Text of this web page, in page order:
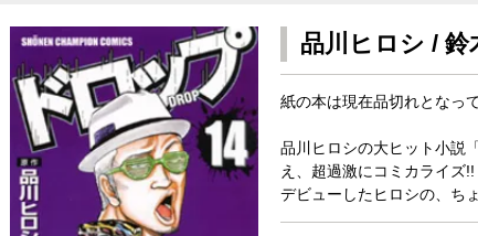
品川ヒロシ /
紙の本は現在品切れとなっ
品川ヒロシの大ヒット小説
え、超過激にコミカライ
デビューしたヒロシの、ち